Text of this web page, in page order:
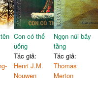
Con có thể
uống
Tác giả:
Henri J.M.
Nouwen
Ngọn núi bảy
tầng
Tác giả:
Thomas
Merton